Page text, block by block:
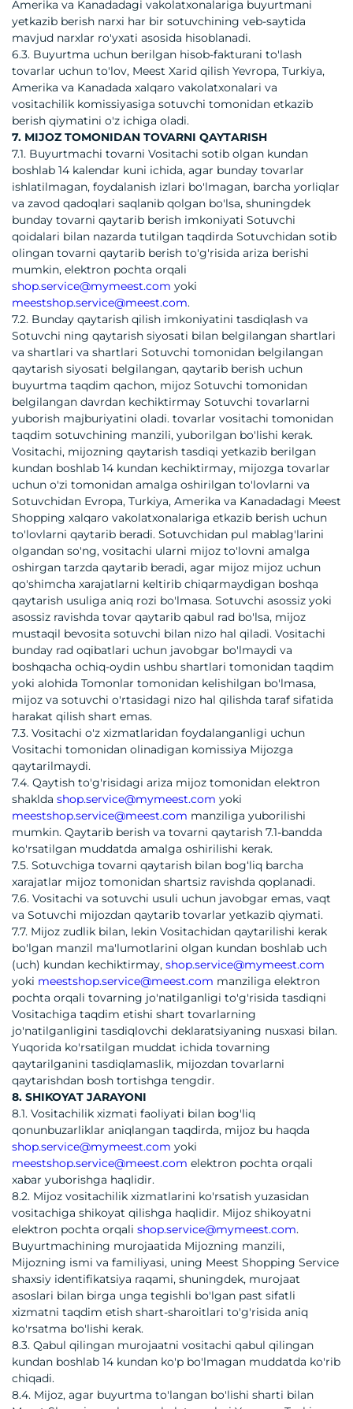
Amerika va Kanadadagi vakolatxonalariga buyurtmani
yetkazib berish narxi har bir sotuvchining veb-saytida
mavjud narxlar ro'yxati asosida hisoblanadi.
6.3. Buyurtma uchun berilgan hisob-fakturani to'lash
tovarlar uchun to'lov, Meest Xarid qilish Yevropa, Turkiya,
Amerika va Kanadada xalqaro vakolatxonalari va
vositachilik komissiyasiga sotuvchi tomonidan etkazib
berish qiymatini o'z ichiga oladi.
7. MIJOZ TOMONIDAN TOVARNI QAYTARISH
7.1. Buyurtmachi tovarni Vositachi sotib olgan kundan
boshlab 14 kalendar kuni ichida, agar bunday tovarlar
ishlatilmagan, foydalanish izlari bo'lmagan, barcha yorliqlar
va zavod qadoqlari saqlanib qolgan bo'lsa, shuningdek
bunday tovarni qaytarib berish imkoniyati Sotuvchi
qoidalari bilan nazarda tutilgan taqdirda Sotuvchidan sotib
olingan tovarni qaytarib berish to'g'risida ariza berishi
mumkin, elektron pochta orqali
shop.service@mymeest.com yoki
meestshop.service@meest.com.
7.2. Bunday qaytarish qilish imkoniyatini tasdiqlash va
Sotuvchi ning qaytarish siyosati bilan belgilangan shartlari
va shartlari va shartlari Sotuvchi tomonidan belgilangan
qaytarish siyosati belgilangan, qaytarib berish uchun
buyurtma taqdim qachon, mijoz Sotuvchi tomonidan
belgilangan davrdan kechiktirmay Sotuvchi tovarlarni
yuborish majburiyatini oladi. tovarlar vositachi tomonidan
taqdim sotuvchining manzili, yuborilgan bo'lishi kerak.
Vositachi, mijozning qaytarish tasdiqi yetkazib berilgan
kundan boshlab 14 kundan kechiktirmay, mijozga tovarlar
uchun o'zi tomonidan amalga oshirilgan to'lovlarni va
Sotuvchidan Evropa, Turkiya, Amerika va Kanadadagi Meest
Shopping xalqaro vakolatxonalariga etkazib berish uchun
to'lovlarni qaytarib beradi. Sotuvchidan pul mablag'larini
olgandan so'ng, vositachi ularni mijoz to'lovni amalga
oshirgan tarzda qaytarib beradi, agar mijoz mijoz uchun
qo'shimcha xarajatlarni keltirib chiqarmaydigan boshqa
qaytarish usuliga aniq rozi bo'lmasa. Sotuvchi asossiz yoki
asossiz ravishda tovar qaytarib qabul rad bo'lsa, mijoz
mustaqil bevosita sotuvchi bilan nizo hal qiladi. Vositachi
bunday rad oqibatlari uchun javobgar bo'lmaydi va
boshqacha ochiq-oydin ushbu shartlari tomonidan taqdim
yoki alohida Tomonlar tomonidan kelishilgan bo'lmasa,
mijoz va sotuvchi o'rtasidagi nizo hal qilishda taraf sifatida
harakat qilish shart emas.
7.3. Vositachi o'z xizmatlaridan foydalanganligi uchun
Vositachi tomonidan olinadigan komissiya Mijozga
qaytarilmaydi.
7.4. Qaytish to'g'risidagi ariza mijoz tomonidan elektron
shaklda shop.service@mymeest.com yoki
meestshop.service@meest.com manziliga yuborilishi
mumkin. Qaytarib berish va tovarni qaytarish 7.1-bandda
ko'rsatilgan muddatda amalga oshirilishi kerak.
7.5. Sotuvchiga tovarni qaytarish bilan bogʻliq barcha
xarajatlar mijoz tomonidan shartsiz ravishda qoplanadi.
7.6. Vositachi va sotuvchi usuli uchun javobgar emas, vaqt
va Sotuvchi mijozdan qaytarib tovarlar yetkazib qiymati.
7.7. Mijoz zudlik bilan, lekin Vositachidan qaytarilishi kerak
bo'lgan manzil ma'lumotlarini olgan kundan boshlab uch
(uch) kundan kechiktirmay, shop.service@mymeest.com
yoki meestshop.service@meest.com manziliga elektron
pochta orqali tovarning jo'natilganligi to'g'risida tasdiqni
Vositachiga taqdim etishi shart tovarlarning
jo'natilganligini tasdiqlovchi deklaratsiyaning nusxasi bilan.
Yuqorida ko'rsatilgan muddat ichida tovarning
qaytarilganini tasdiqlamaslik, mijozdan tovarlarni
qaytarishdan bosh tortishga tengdir.
8. SHIKOYAT JARAYONI
8.1. Vositachilik xizmati faoliyati bilan bog'liq
qonunbuzarliklar aniqlangan taqdirda, mijoz bu haqda
shop.service@mymeest.com yoki
meestshop.service@meest.com elektron pochta orqali
xabar yuborishga haqlidir.
8.2. Mijoz vositachilik xizmatlarini ko'rsatish yuzasidan
vositachiga shikoyat qilishga haqlidir. Mijoz shikoyatni
elektron pochta orqali shop.service@mymeest.com.
Buyurtmachining murojaatida Mijozning manzili,
Mijozning ismi va familiyasi, uning Meest Shopping Service
shaxsiy identifikatsiya raqami, shuningdek, murojaat
asoslari bilan birga unga tegishli bo'lgan past sifatli
xizmatni taqdim etish shart-sharoitlari to'g'risida aniq
ko'rsatma bo'lishi kerak.
8.3. Qabul qilingan murojaatni vositachi qabul qilingan
kundan boshlab 14 kundan ko'p bo'lmagan muddatda ko'rib
chiqadi.
8.4. Mijoz, agar buyurtma to'langan bo'lishi sharti bilan